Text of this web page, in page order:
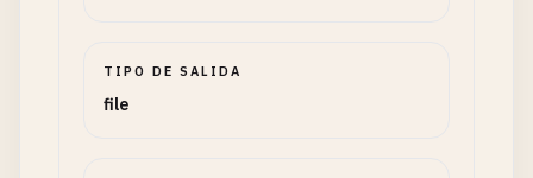
TIPO DE SALIDA
file